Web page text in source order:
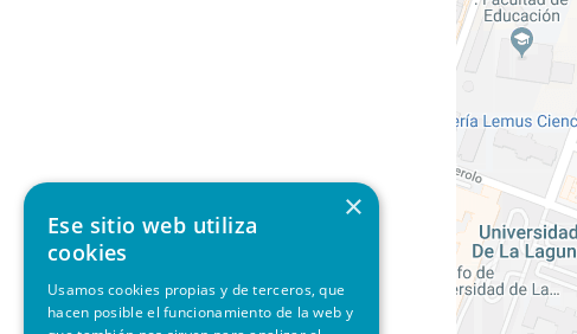
×
Ese sitio web utiliza
cookies
Usamos cookies propias y de terceros, que
hacen posible el funcionamiento de la web y